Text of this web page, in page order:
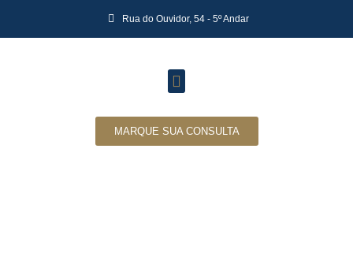
Rua do Ouvidor, 54 - 5º Andar
MARQUE SUA CONSULTA